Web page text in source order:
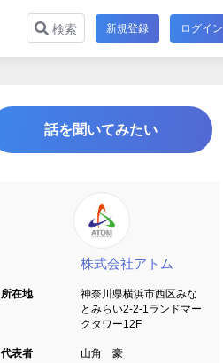
検索 新規登録 ログイン
話を聞いてみたい
株式会社アトム
所在地
神奈川県横浜市西区みな
とみらい2-2-1ランドマー
クタワー12F
代表者 山角 豪